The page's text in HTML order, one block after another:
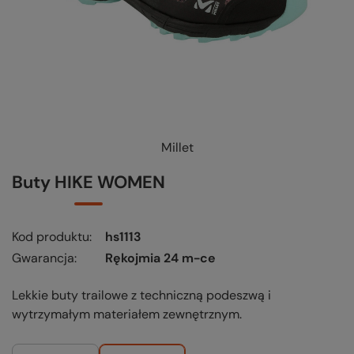
Millet
Buty HIKE WOMEN
Kod produktu
hs1113
Gwarancja
Rękojmia 24 m-ce
Lekkie buty trailowe z techniczną podeszwą i
wytrzymałym materiałem zewnętrznym.